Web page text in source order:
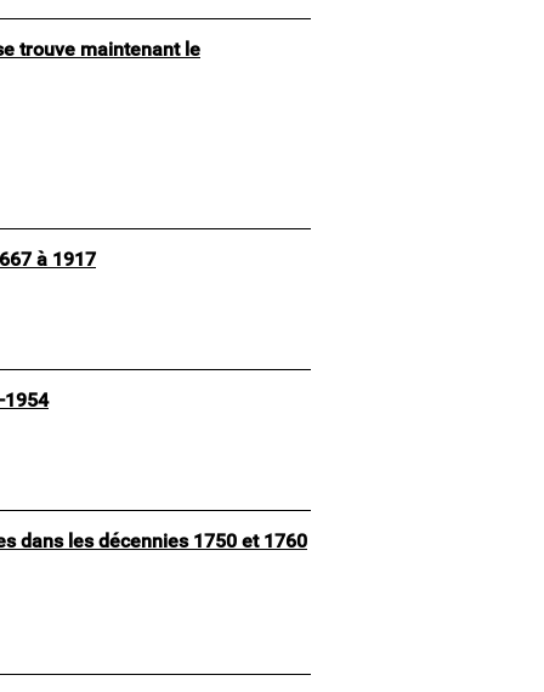
trouve maintenant le
à 1917
1954
dans les décennies 1750 et 1760